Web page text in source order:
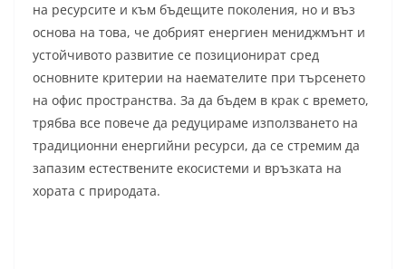
на ресурсите и към бъдещите поколения, но и въз
основа на това, че добрият енергиен мениджмънт и
устойчивото развитие се позиционират сред
основните критерии на наемателите при търсенето
на офис пространства. За да бъдем в крак с времето,
трябва все повече да редуцираме използването на
традиционни енергийни ресурси, да се стремим да
запазим естествените екосистеми и връзката на
хората с природата.